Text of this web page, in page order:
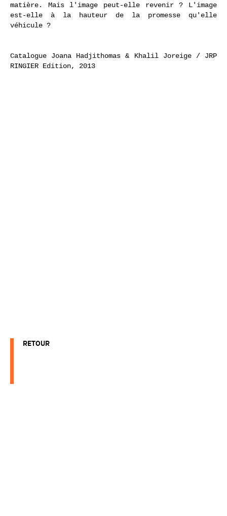
matière. Mais l'image peut-elle revenir ? L'image
est-elle à la hauteur de la promesse qu'elle
véhicule ?
Catalogue Joana Hadjithomas & Khalil Joreige / JRP
RINGIER Edition, 2013
RETOUR